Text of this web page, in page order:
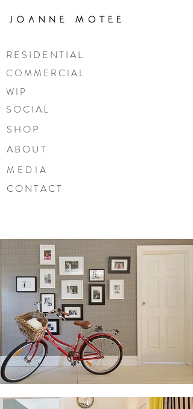
R E S I D E N T I A L
C O M M E R C I A L
W I P
S O C I A L
S H O P
A B O U T
C O N T A C T
MEDIA